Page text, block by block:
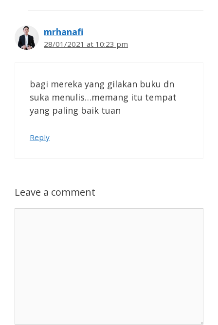
mrhanafi
28/01/2021 at 10:23 pm
bagi mereka yang gilakan buku dn
suka menulis…memang itu tempat
yang paling baik tuan
Reply
Leave a comment